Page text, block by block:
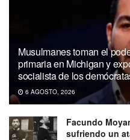
Musulmanes toman el
primaria en Michigan y
socialista de los
6 AGOSTO, 2026
Facundo
sufriendo un